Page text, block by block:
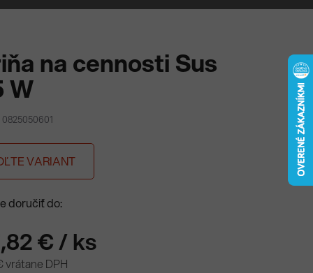
na cennosti Sus
W
0825050601
VARIANT
doručiť do:
€/ ks
vrátane DPH